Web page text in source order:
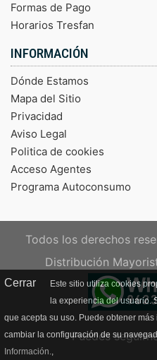
Cerrar
Este sitio utiliza cookies
la experiencia del usuario.
que acepta su uso. Puede obtener
cambiar la configuración de su
Información.,
Formas de Pago
Horarios Tresfan
INFORMACIÓN
Dónde Estamos
Mapa del Sitio
Privacidad
Aviso Legal
Politica de cookies
Acceso Agentes
Programa Autoconsumo
Todos los derechos
Distribución
Puedes